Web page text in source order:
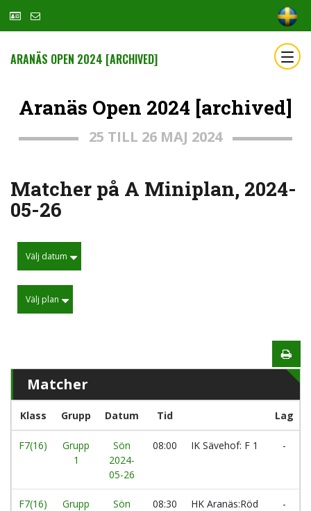
ARANÄS OPEN 2024 [ARCHIVED]
Aranäs Open 2024 [archived]
25 TILL 26 MAJ 2024
Matcher på A Miniplan, 2024-
05-26
Välj datum
Välj plan
Matcher
Klass Grupp Datum Tid Lag
F7(16)
Grupp
1
Sön
2024-
05-26
08:00 IK Sävehof: F 1 -
F7(16)
Grupp
Sön
08:30 HK Aranäs:Röd -